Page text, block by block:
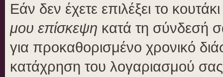
Εάν δεν έχετε επιλέξει το
μου επίσκεψη κατά τη σύνδεσή
για προκαθορισμένο χρονικό
κατάχρηση του λογαριασμού